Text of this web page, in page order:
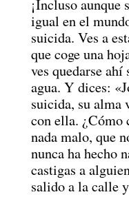
¡Incluso aunque
igual en el
suicida. Ves a
que coge una
ves quedarse
agua. Y dices:
suicida, su alma
con ella. ¿Cómo
nada malo, que
nunca ha hecho
castigas a
salido a la calle